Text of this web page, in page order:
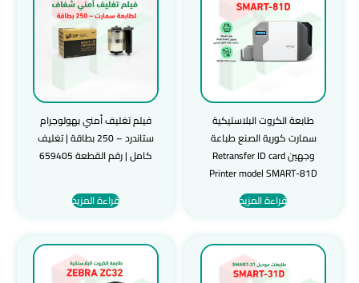
طابعة الكروت البلاستيكية
سمارت كورية الصنع طباعة
وجهين Retransfer ID card
Printer model SMART-81D
قراءة المزيد
فيلم تغليف أمني بهولوجرام
ستاندرد – 250 بطاقة | تغليف
كامل | رقم القطعة 659405
قراءة المزيد